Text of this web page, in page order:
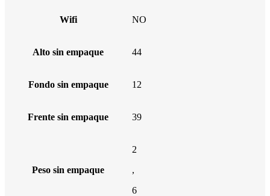
Wifi NO
Alto sin empaque 44
Fondo sin empaque 12
Frente sin empaque 39
Peso sin empaque
2
,
6